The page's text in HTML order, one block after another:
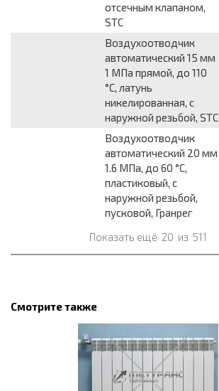
отсечным клапаном,
STC
Воздухоотводчик
автоматический 15 мм
1 МПа прямой, до 110
°C, латунь
никелированная, с
наружной резьбой, STC
Воздухоотводчик
автоматический 20 мм
1.6 МПа, до 60 °C,
пластиковый, с
наружной резьбой,
пусковой, Гранрег
Показать ещё 20 из 511
Смотрите также